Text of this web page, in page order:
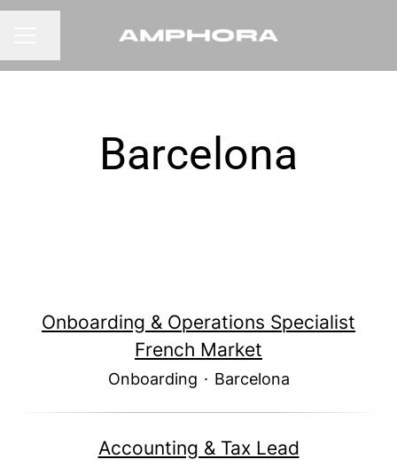
MENÚ DE EMPLEO
Compartir página
Barcelona
Onboarding & Operations Specialist
French Market
Onboarding · Barcelona
Accounting & Tax Lead